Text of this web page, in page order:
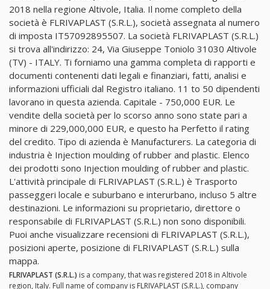
2018 nella regione Altivole, Italia. Il nome completo della
società è FLRIVAPLAST (S.R.L.), società assegnata al numero
di imposta IT57092895507. La società FLRIVAPLAST (S.R.L.)
si trova all'indirizzo: 24, Via Giuseppe Toniolo 31030 Altivole
(TV) - ITALY. Ti forniamo una gamma completa di rapporti e
documenti contenenti dati legali e finanziari, fatti, analisi e
informazioni ufficiali dal Registro italiano. 11 to 50 dipendenti
lavorano in questa azienda. Capitale - 750,000 EUR. Le
vendite della società per lo scorso anno sono state pari a
minore di 229,000,000 EUR, e questo ha Perfetto il rating
del credito. Tipo di azienda è Manufacturers. La categoria di
industria è Injection moulding of rubber and plastic. Elenco
dei prodotti sono Injection moulding of rubber and plastic.
L'attività principale di FLRIVAPLAST (S.R.L.) è Trasporto
passeggeri locale e suburbano e interurbano, incluso 5 altre
destinazioni. Le informazioni su proprietario, direttore o
responsabile di FLRIVAPLAST (S.R.L.) non sono disponibili.
Puoi anche visualizzare recensioni di FLRIVAPLAST (S.R.L.),
posizioni aperte, posizione di FLRIVAPLAST (S.R.L.) sulla
mappa.
FLRIVAPLAST (S.R.L.) is a company, that was registered 2018 in Altivole
region, Italy. Full name of company is FLRIVAPLAST (S.R.L.), company